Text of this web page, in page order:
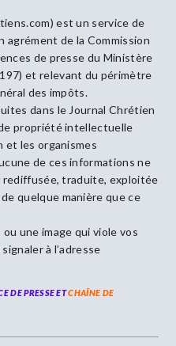
est un service de
agrément de la Commission
de presse du Ministère
et relevant du périmètre
des impôts.
dans le Journal Chrétien
propriété intellectuelle
et les organismes
de ces informations ne
traduite, exploitée
quelque manière que ce
une image qui viole vos
à l’adresse
DE PRESSE ETCHAÎNE DE